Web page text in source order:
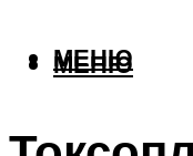
МЕНЮ
МЕНЮ